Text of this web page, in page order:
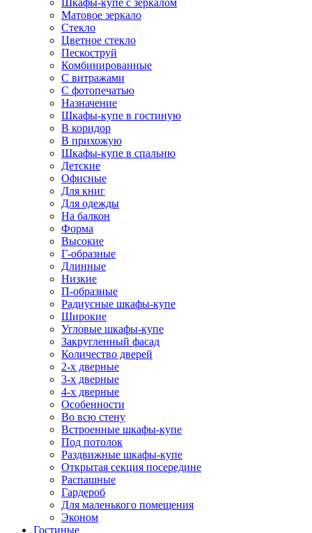
Шкафы-купе с зеркалом
Матовое зеркало
Стекло
Цветное стекло
Пескоструй
Комбинированные
С витражами
С фотопечатью
Назначение
Шкафы-купе в гостиную
В коридор
В прихожую
Шкафы-купе в спальню
Детские
Офисные
Для книг
Для одежды
На балкон
Форма
Высокие
Г-образные
Длинные
Низкие
П-образные
Радиусные шкафы-купе
Широкие
Угловые шкафы-купе
Закругленный фасад
Количество дверей
2-х дверные
3-х дверные
4-х дверные
Особенности
Во всю стену
Встроенные шкафы-купе
Под потолок
Раздвижные шкафы-купе
Открытая секция посередине
Распашные
Гардероб
Для маленького помещения
Эконом
Гостиные